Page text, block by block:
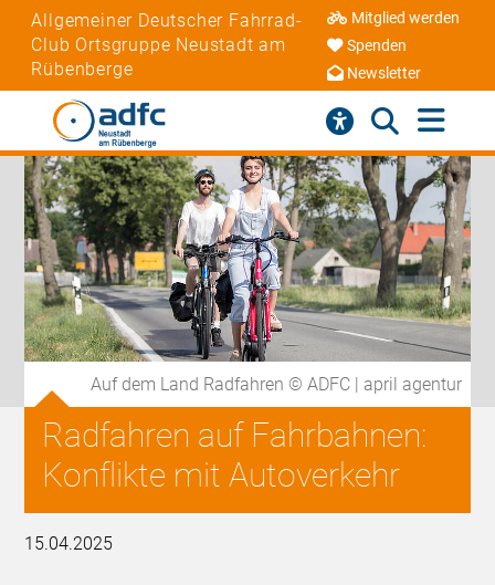
Allgemeiner Deutscher Fahrrad-
Club Ortsgruppe Neustadt am
Rübenberge
Mitglied werden
Spenden
Newsletter
Auf dem Land Radfahren © ADFC | april agentur
Radfahren auf Fahrbahnen:
Konflikte mit Autoverkehr
15.04.2025